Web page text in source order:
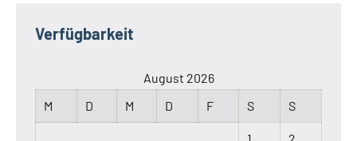
Verfügbarkeit
August 2026
M
D M D F S S